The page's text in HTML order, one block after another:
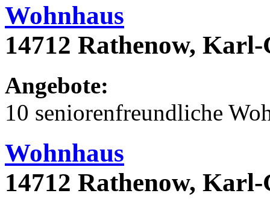
Wohnhaus
14712 Rathenow,
Angebote:
10 seniorenfreundliche
Wohnhaus
14712 Rathenow,